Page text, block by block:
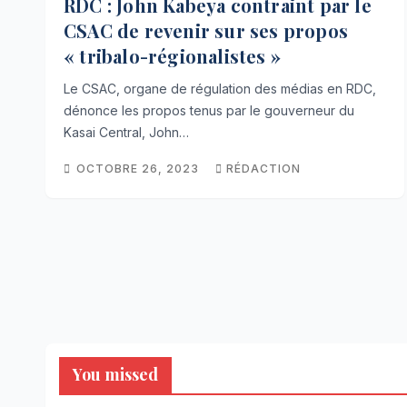
RDC : John Kabeya contraint par le
CSAC de revenir sur ses propos
« tribalo-régionalistes »
Le CSAC, organe de régulation des médias en RDC,
dénonce les propos tenus par le gouverneur du
Kasai Central, John…
OCTOBRE 26, 2023 RÉDACTION
You missed